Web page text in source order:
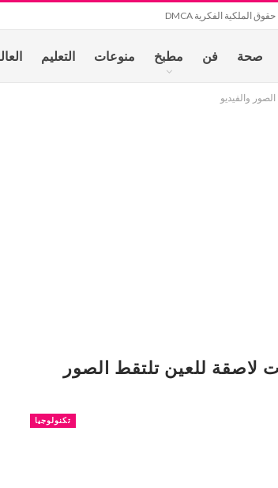
حقوق الملكية الفكرية DMCA
صحة فن مطبخ منوعات التعليم
والفيديو
للعين تلتقط الصور
تكنولوجيا